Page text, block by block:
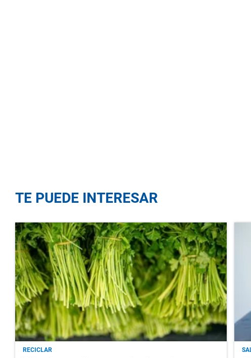
TE PUEDE INTERESAR
RECICLAR